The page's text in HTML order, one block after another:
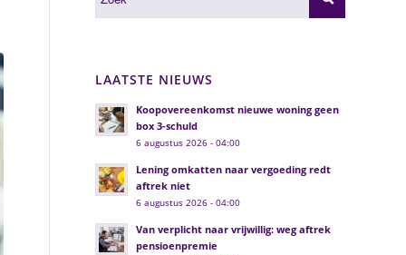
LAATSTE NIEUWS
Koopovereenkomst nieuwe woning geen
box 3-schuld
6 augustus 2026 - 04:00
Lening omkatten naar vergoeding redt
aftrek niet
6 augustus 2026 - 04:00
Van verplicht naar vrijwillig: weg aftrek
pensioenpremie